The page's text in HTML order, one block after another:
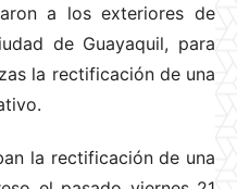
a los exteriores de
de Guayaquil, para
la rectificación de una
la rectificación de una